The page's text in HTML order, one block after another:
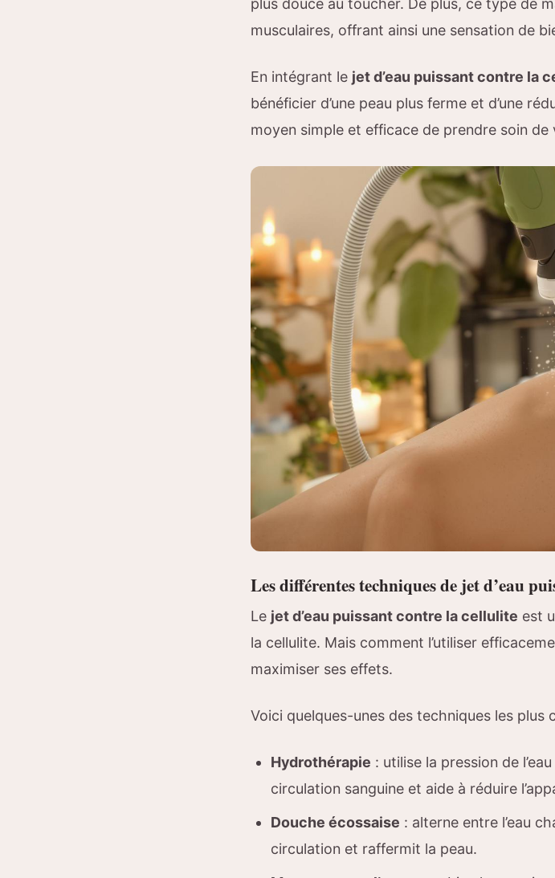
plus douce au toucher. De plus, ce type de
musculaires, offrant ainsi une sensation de
En intégrant le jet d’eau puissant contre la
bénéficier d’une peau plus ferme et d’une
moyen simple et efficace de prendre soin
Les différentes techniques de jet d’eau
Le jet d’eau puissant contre la cellulite est
la cellulite. Mais comment l’utiliser
maximiser ses effets.
Voici quelques-unes des techniques les plus
Hydrothérapie : utilise la pression de
circulation sanguine et aide à réduire
Douche écossaise : alterne entre l’eau
circulation et raffermit la peau.